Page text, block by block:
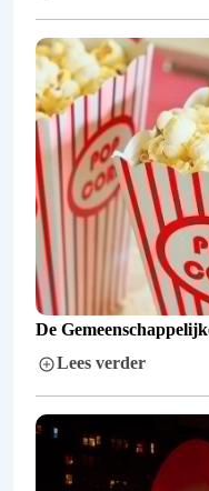
De
Lees verder